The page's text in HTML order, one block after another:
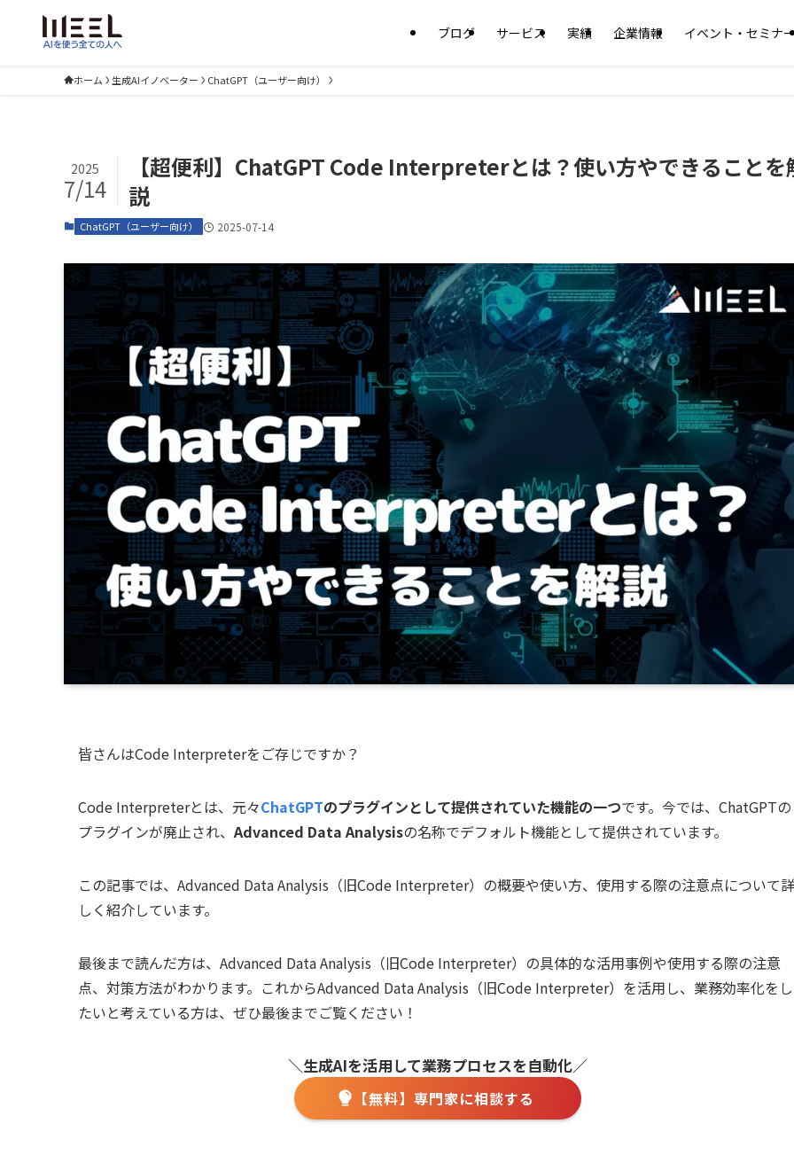
ブログ サービス 実績 企業情報 イベント・セミナ
ホーム 生成AIイノベーター ChatGPT（ユーザー向け）
【超便利】ChatGPT Code Interpreterとは？使い方やできることを
説
2025
7/14
ChatGPT（ユーザー向け） 2025-07-14
皆さんはCode Interpreterをご存じですか？
Code Interpreterとは、元々ChatGPTのプラグインとして提供されていた機能の一つです。今では、ChatGPTの
プラグインが廃止され、 Advanced Data Analysisの名称でデフォルト機能として提供されています。
この記事では、Advanced Data Analysis（旧Code Interpreter）の概要や使い方、使用する際の注意点について詳
しく紹介しています。
最後まで読んだ方は、Advanced Data Analysis（旧Code Interpreter）の具体的な活用事例や使用する際の注意
点、対策方法がわかります。これからAdvanced Data Analysis（旧Code Interpreter）を活用し、業務効率化をし
たいと考えている方は、ぜひ最後までご覧ください！
＼生成AIを活用して業務プロセスを自動化／
【無料】専門家に相談する